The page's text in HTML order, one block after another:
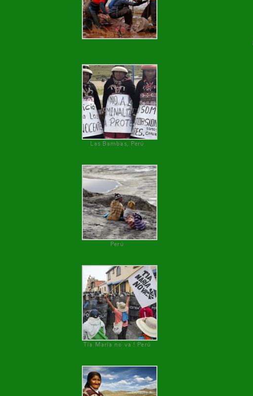
Las Bambas, Perú
Perú
Tía María no va ! Perú